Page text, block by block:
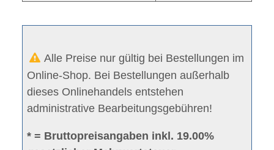
Alle Preise nur gültig bei Bestellungen im
Online-Shop. Bei Bestellungen außerhalb
dieses Onlinehandels entstehen
administrative Bearbeitungsgebühren!
* = Bruttopreisangaben inkl. 19.00%